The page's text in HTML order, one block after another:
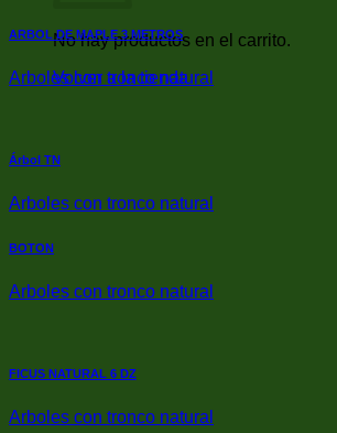
No hay productos en el carrito.
Volver a la tienda
ARBOL DE MAPLE 3 METROS
Arboles con tronco natural
Árbol TN
Arboles con tronco natural
BOTON
Arboles con tronco natural
FICUS NATURAL 6 DZ
Arboles con tronco natural